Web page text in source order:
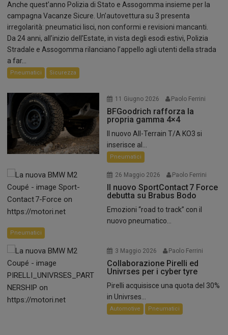
Anche quest’anno Polizia di Stato e Assogomma insieme per la
campagna Vacanze Sicure. Un’autovettura su 3 presenta
irregolarità: pneumatici lisci, non conformi e revisioni mancanti.
Da 24 anni, all’inizio dell’Estate, in vista degli esodi estivi, Polizia
Stradale e Assogomma rilanciano l’appello agli utenti della strada
a far...
Pneumatici Sicurezza
11 Giugno 2026 Paolo Ferrini
BFGoodrich rafforza la
propria gamma 4×4
Il nuovo All-Terrain T/A KO3 si
inserisce al...
Pneumatici
26 Maggio 2026 Paolo Ferrini
Il nuovo SportContact 7 Force
debutta su Brabus Bodo
Emozioni “road to track” con il
nuovo pneumatico...
Pneumatici
3 Maggio 2026 Paolo Ferrini
Collaborazione Pirelli ed
Univrses per i cyber tyre
Pirelli acquisisce una quota del 30%
in Univrses...
Automotive Pneumatici